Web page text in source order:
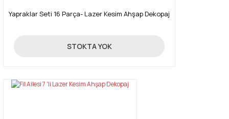
Yapraklar Seti 16 Parça- Lazer Kesim Ahşap Dekopaj
13,46 TL
STOKTA YOK